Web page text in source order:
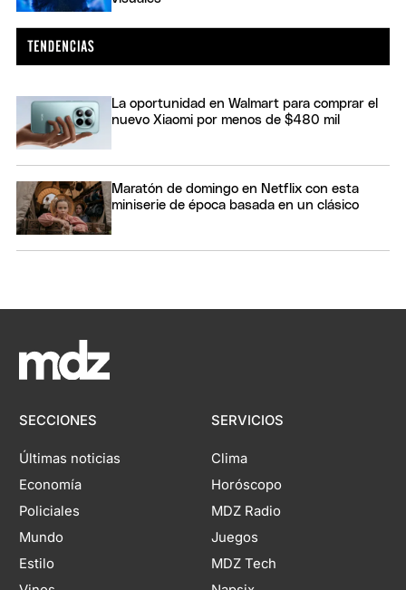
La oportunidad en Walmart para comprar el
nuevo Xiaomi por menos de $480 mil
Maratón de domingo en Netflix con esta
miniserie de época basada en un clásico
SECCIONES
Últimas noticias
Economía
Policiales
Mundo
Estilo
SERVICIOS
Clima
Horóscopo
MDZ Radio
Juegos
MDZ Tech